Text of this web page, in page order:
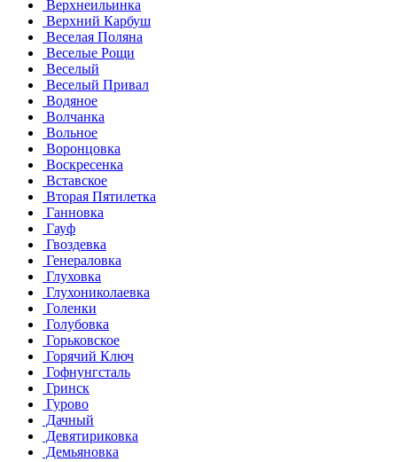
Верхнеильинка
Верхний Карбуш
Веселая Поляна
Веселые Рощи
Веселый
Веселый Привал
Водяное
Волчанка
Вольное
Воронцовка
Воскресенка
Вставское
Вторая Пятилетка
Ганновка
Гауф
Гвоздевка
Генераловка
Глуховка
Глухониколаевка
Голенки
Голубовка
Горьковское
Горячий Ключ
Гофнунгсталь
Гринск
Гурово
Дачный
Девятириковка
Демьяновка